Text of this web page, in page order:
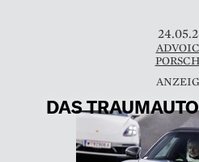
DAS